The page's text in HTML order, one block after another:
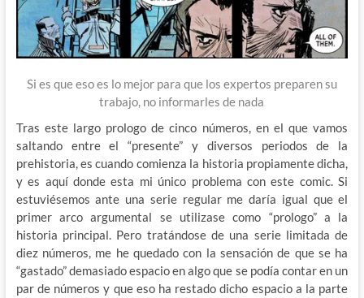
Si es que eso es lo mejor para que los expertos preparen su
trabajo, no informarles de nada
Tras este largo prologo de cinco números, en el que vamos
saltando entre el “presente” y diversos periodos de la
prehistoria, es cuando comienza la historia propiamente dicha,
y es aquí donde esta mi único problema con este comic. Si
estuviésemos ante una serie regular me daría igual que el
primer arco argumental se utilizase como “prologo” a la
historia principal. Pero tratándose de una serie limitada de
diez números, me he quedado con la sensación de que se ha
“gastado” demasiado espacio en algo que se podía contar en un
par de números y que eso ha restado dicho espacio a la parte